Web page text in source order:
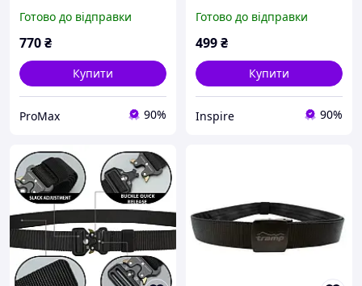
Готово до відправки
770₴
Купити
ProMax 90%
Готово до відправки
499₴
Купити
Inspire 90%